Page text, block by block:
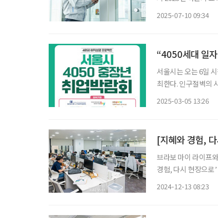
2025-07-10 09:34
“4050세대 일
서울시는 오는 6일
최한다. 인구절벽의
2025-03-05 13:26
[지혜와 경험,
브라보 마이 라이프
경험, 다시 현장으로
2024-12-13 08:23